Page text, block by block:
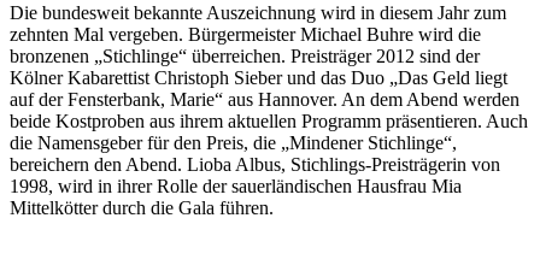
Die bundesweit bekannte Auszeichnung wird in diesem Jahr zum
zehnten Mal vergeben. Bürgermeister Michael Buhre wird die
bronzenen „Stichlinge“ überreichen. Preisträger 2012 sind der
Kölner Kabarettist Christoph Sieber und das Duo „Das Geld liegt
auf der Fensterbank, Marie“ aus Hannover. An dem Abend werden
beide Kostproben aus ihrem aktuellen Programm präsentieren. Auch
die Namensgeber für den Preis, die „Mindener Stichlinge“,
bereichern den Abend. Lioba Albus, Stichlings-Preisträgerin von
1998, wird in ihrer Rolle der sauerländischen Hausfrau Mia
Mittelkötter durch die Gala führen.